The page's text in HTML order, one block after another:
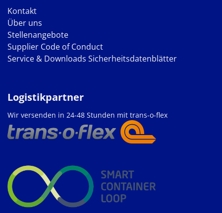
Kontakt
Über uns
Stellenangebote
Supplier Code of Conduct
Service & Downloads Sicherheitsdatenblätter
Logistikpartner
Wir versenden in 24-48 Stunden mit trans-o-flex